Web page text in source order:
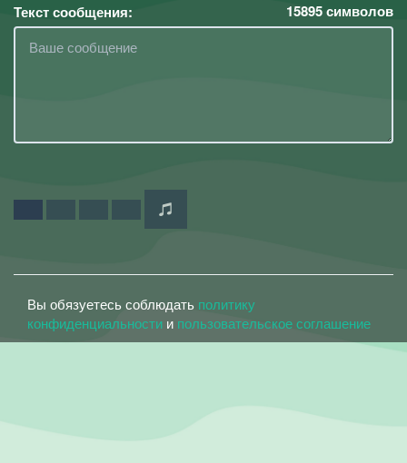
Текст сообщения: 15895символов
Вы обязуетесь соблюдать политику
конфиденциальности и пользовательское соглашение